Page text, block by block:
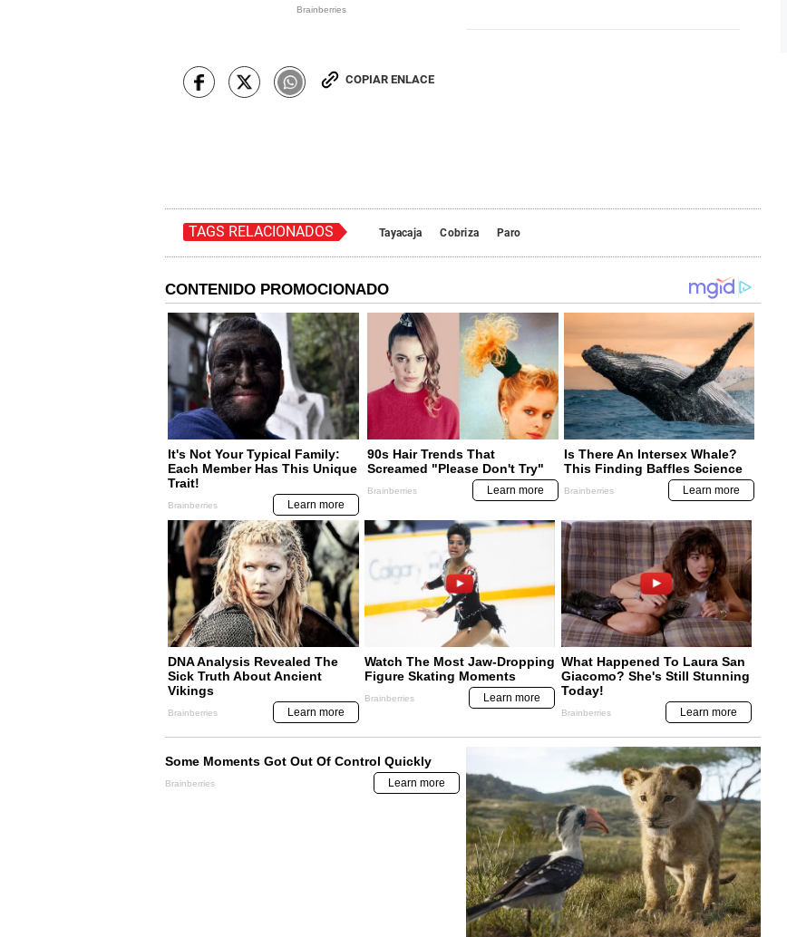
COPIAR ENLACE
TAGS RELACIONADOS Tayacaja Cobriza Paro